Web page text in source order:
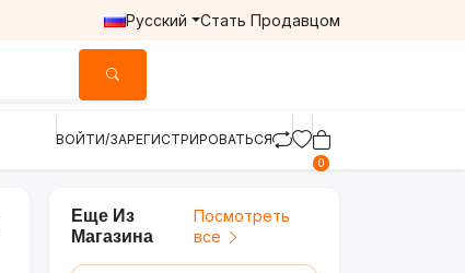
Русский Стать Продавцом
ВОЙТИ/ЗАРЕГИСТРИРОВАТЬСЯ
0
Еще Из
Магазина
Посмотреть
все